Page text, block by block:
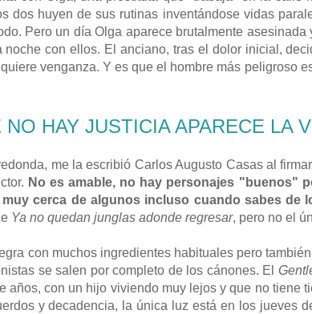
dos huyen de sus rutinas inventándose vidas
Pero un día Olga aparece brutalmente
noche con ellos. El anciano, tras el dolor inicial,
venganza. Y es que el hombre más peligroso
HAY JUSTICIA APARECE LA
me la escribió Carlos Augusto Casas al
No es amable, no hay personajes "buenos"
cerca de algunos incluso cuando sabes de
Ya no quedan junglas adonde regresar, pero no el
con muchos ingredientes habituales pero
se salen por completo de los cánones. El
años, con un hijo viviendo muy lejos y que no tiene
y decadencia, la única luz está en los jueves